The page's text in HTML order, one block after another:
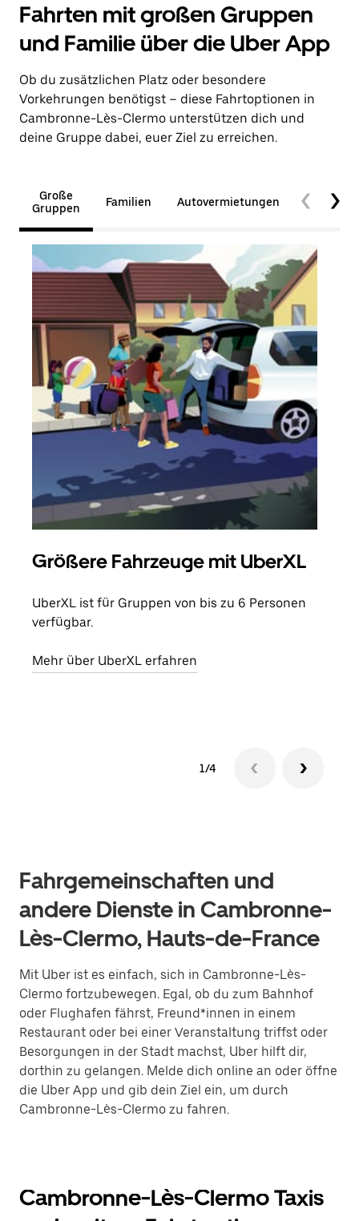
Fahrten mit großen Gruppen
und Familie über die Uber App
Ob du zusätzlichen Platz oder besondere
Vorkehrungen benötigst – diese Fahrtoptionen in
Cambronne-Lès-Clermo unterstützen dich und
deine Gruppe dabei, euer Ziel zu erreichen.
Große
Gruppen
Familien Autovermietungen
Größere Fahrzeuge mit UberXL
UberXL ist für Gruppen von bis zu 6 Personen
verfügbar.
Mehr über UberXL erfahren
1/4
Fahrgemeinschaften und
andere Dienste in Cambronne-
Lès-Clermo, Hauts-de-France
Mit Uber ist es einfach, sich in Cambronne-Lès-
Clermo fortzubewegen. Egal, ob du zum Bahnhof
oder Flughafen fährst, Freund*innen in einem
Restaurant oder bei einer Veranstaltung triffst oder
Besorgungen in der Stadt machst, Uber hilft dir,
dorthin zu gelangen. Melde dich online an oder öffne
die Uber App und gib dein Ziel ein, um durch
Cambronne-Lès-Clermo zu fahren.
Cambronne-Lès-Clermo Taxis